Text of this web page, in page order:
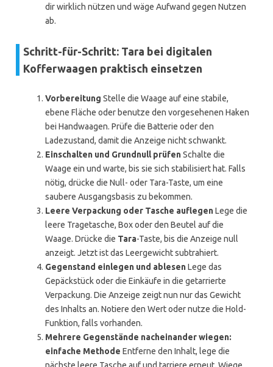
dir wirklich nützen und wäge Aufwand gegen Nutzen
ab.
Schritt-für-Schritt: Tara bei digitalen
Kofferwaagen praktisch einsetzen
Vorbereitung Stelle die Waage auf eine stabile,
ebene Fläche oder benutze den vorgesehenen Haken
bei Handwaagen. Prüfe die Batterie oder den
Ladezustand, damit die Anzeige nicht schwankt.
Einschalten und Grundnull prüfenSchalte die
Waage ein und warte, bis sie sich stabilisiert hat. Falls
nötig, drücke die Null- oder Tara-Taste, um eine
saubere Ausgangsbasis zu bekommen.
Leere Verpackung oder Tasche auflegenLege die
leere Tragetasche, Box oder den Beutel auf die
Waage. Drücke die Tara-Taste, bis die Anzeige null
anzeigt. Jetzt ist das Leergewicht subtrahiert.
Gegenstand einlegen und ablesenLege das
Gepäckstück oder die Einkäufe in die getarrierte
Verpackung. Die Anzeige zeigt nun nur das Gewicht
des Inhalts an. Notiere den Wert oder nutze die Hold-
Funktion, falls vorhanden.
Mehrere Gegenstände nacheinander wiegen:
einfache Methode Entferne den Inhalt, lege die